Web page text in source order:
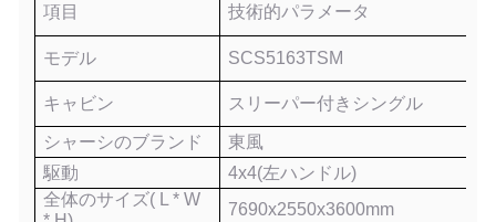
項目 技術的パラメータ
モデル SCS5163TSM
キャビン スリーパー付きシングル
シャーシのブランド
東風
駆動
4x4(左ハンドル)
全体のサイズ( L * W
7690x2550x3600mm